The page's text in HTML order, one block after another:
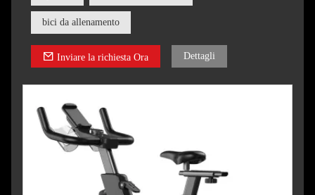
bici da allenamento
Inviare la richiesta Ora Dettagli